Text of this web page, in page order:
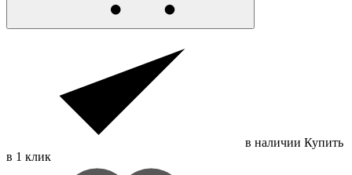
в наличии Купить
в 1 клик